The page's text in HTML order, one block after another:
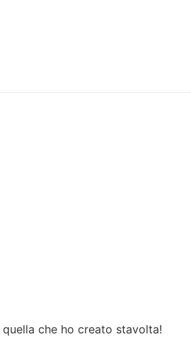
che ho creato stavolta!